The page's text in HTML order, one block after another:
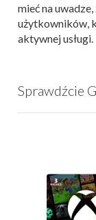
mieć na
użytkowników,
aktywnej usługi.
Sprawdźcie